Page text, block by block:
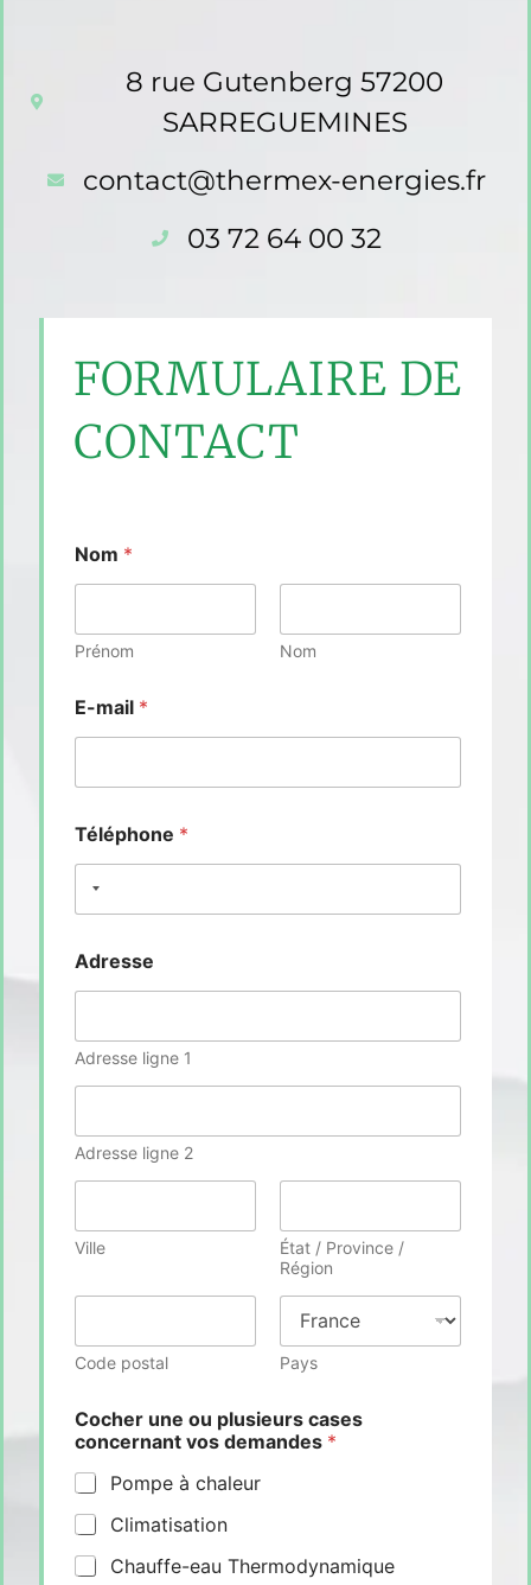
8 rue Gutenberg 57200
SARREGUEMINES
contact@thermex-energies.fr
03 72 64 00 32
FORMULAIRE DE
CONTACT
Nom *
Prénom Nom
E-mail *
Téléphone *
Adresse
Adresse ligne 1
Adresse ligne 2
Ville
État / Province /
Région
Code postal Pays
Cocher une ou plusieurs cases
concernant vos demandes *
Pompe à chaleur
Climatisation
Chauffe-eau Thermodynamique